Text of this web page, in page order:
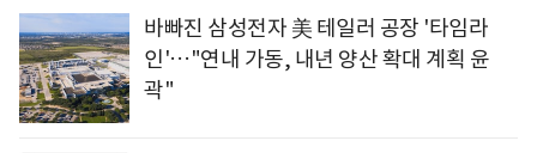
바빠진 삼성전자 美 테일러 공장 '타임라
인'…"연내 가동, 내년 양산 확대 계획 윤
곽"